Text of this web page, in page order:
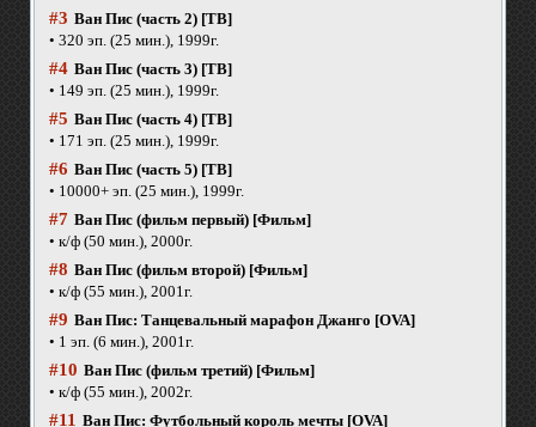
#3 Ван Пис (часть 2) [ТВ]
• 320 эп. (25 мин.), 1999г.
#4 Ван Пис (часть 3) [ТВ]
• 149 эп. (25 мин.), 1999г.
#5 Ван Пис (часть 4) [ТВ]
• 171 эп. (25 мин.), 1999г.
#6 Ван Пис (часть 5) [ТВ]
• 10000+ эп. (25 мин.), 1999г.
#7 Ван Пис (фильм первый) [Фильм]
• к/ф (50 мин.), 2000г.
#8 Ван Пис (фильм второй) [Фильм]
• к/ф (55 мин.), 2001г.
#9 Ван Пис: Танцевальный марафон Джанго [OVA]
• 1 эп. (6 мин.), 2001г.
#10 Ван Пис (фильм третий) [Фильм]
• к/ф (55 мин.), 2002г.
#11 Ван Пис: Футбольный король мечты [OVA]